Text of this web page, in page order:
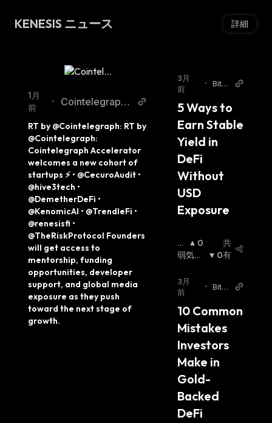
KENESIS ニュース 詳細
1月
前
•
Cointelegraph
RT by @Cointelegraph: RT by
@Cointelegraph:
Cointelegraph Accelerator
welcomes a new cohort of
startups ⚡️ • @CecuroAudit •
@hive3tech •
@DemetherDeFi •
@KenomicAI • @TrendleFi •
@renesisfi •
@TheRiskProtocol Founders
will get access to
mentorship, funding
opportunities, developer
support, and global media
exposure as they push
toward the next stage of
growth.
3月
前
• Bitz
5 Ways to
Earn Stable
Yield in
DeFi
Without
USD
Exposure
強
気
場:
0
弱気相
0
共
有
3月
前
• Bitz
10 Common
Mistakes
Investors
Make in
Gold-
Backed
DeFi